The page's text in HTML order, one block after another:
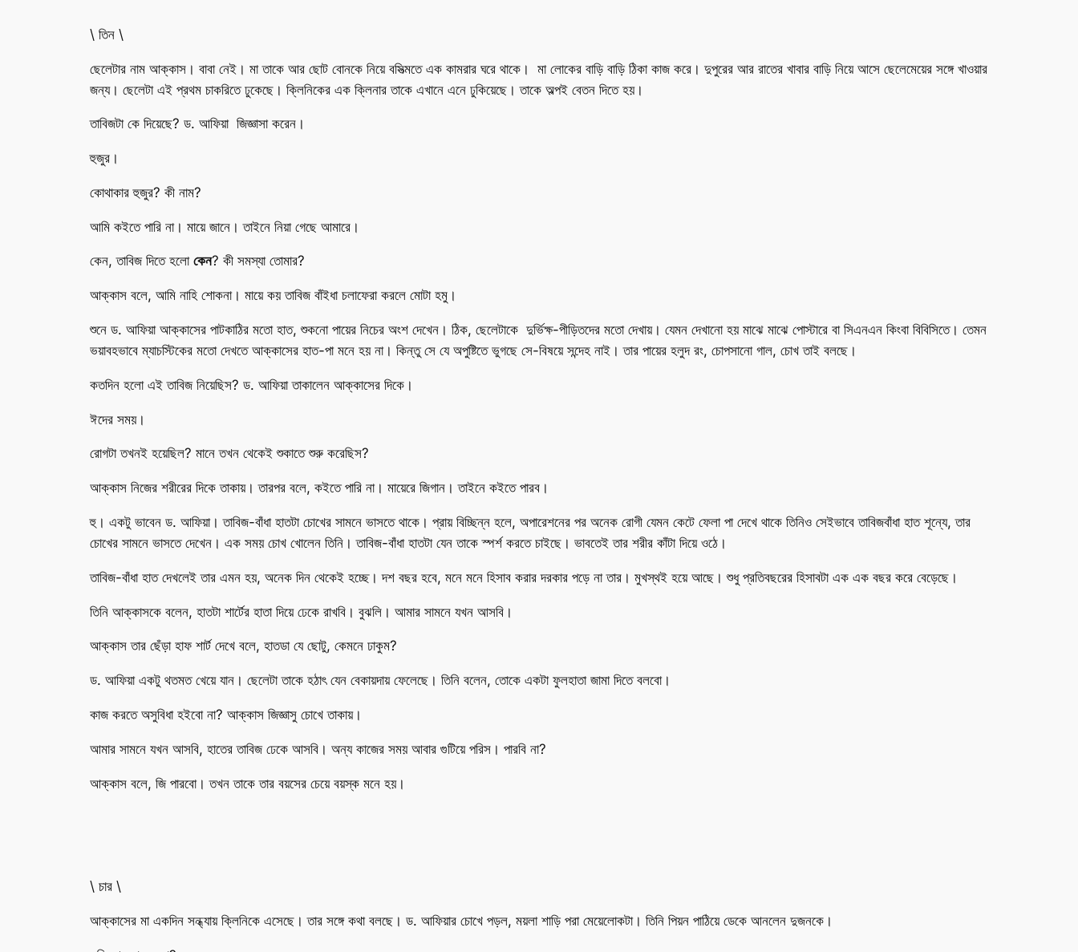
\ তিন \
ছেলেটার নাম আক্কাস। বাবা নেই। মা তাকে আর ছোট বোনকে নিয়ে বসিত্মতে এক কামরার ঘরে থাকে। মা লোকের বাড়ি বাড়ি ঠিকা কাজ করে। দুপুরের আর রাতের খাবার বাড়ি নিয়ে আসে ছেলেমেয়ের সঙ্গে খাওয়ার
জন্য। ছেলেটা এই প্রথম চাকরিতে ঢুকেছে। ক্লিনিকের এক ক্লিনার তাকে এখানে এনে ঢুকিয়েছে। তাকে অল্পই বেতন দিতে হয়।
তাবিজটা কে দিয়েছে? ড. আফিয়া জিজ্ঞাসা করেন।
হুজুর।
কোথাকার হুজুর? কী নাম?
আমি কইতে পারি না। মায়ে জানে। তাইনে নিয়া গেছে আমারে।
কেন, তাবিজ দিতে হলো কেন? কী সমস্যা তোমার?
আক্কাস বলে, আমি নাহি শোকনা। মায়ে কয় তাবিজ বাঁইধা চলাফেরা করলে মোটা হমু।
শুনে ড. আফিয়া আক্কাসের পাটকাঠির মতো হাত, শুকনো পায়ের নিচের অংশ দেখেন। ঠিক, ছেলেটাকে দুর্ভিক্ষ-পীড়িতদের মতো দেখায়। যেমন দেখানো হয় মাঝে মাঝে পোস্টারে বা সিএনএন কিংবা বিবিসিতে। তেমন
ভয়াবহভাবে ম্যাচস্টিকের মতো দেখতে আক্কাসের হাত-পা মনে হয় না। কিন্তু সে যে অপুষ্টিতে ভুগছে সে-বিষয়ে সন্দেহ নাই। তার পায়ের হলুদ রং, চোপসানো গাল, চোখ তাই বলছে।
কতদিন হলো এই তাবিজ নিয়েছিস? ড. আফিয়া তাকালেন আক্কাসের দিকে।
ঈদের সময়।
রোগটা তখনই হয়েছিল? মানে তখন থেকেই শুকাতে শুরু করেছিস?
আক্কাস নিজের শরীরের দিকে তাকায়। তারপর বলে, কইতে পারি না। মায়েরে জিগান। তাইনে কইতে পারব।
হু। একটু ভাবেন ড. আফিয়া। তাবিজ-বাঁধা হাতটা চোখের সামনে ভাসতে থাকে। প্রায় বিচ্ছিন্ন হলে, অপারেশনের পর অনেক রোগী যেমন কেটে ফেলা পা দেখে থাকে তিনিও সেইভাবে তাবিজবাঁধা হাত শূন্যে, তার
চোখের সামনে ভাসতে দেখেন। এক সময় চোখ খোলেন তিনি। তাবিজ-বাঁধা হাতটা যেন তাকে স্পর্শ করতে চাইছে। ভাবতেই তার শরীর কাঁটা দিয়ে ওঠে।
তাবিজ-বাঁধা হাত দেখলেই তার এমন হয়, অনেক দিন থেকেই হচ্ছে। দশ বছর হবে, মনে মনে হিসাব করার দরকার পড়ে না তার। মুখস্থই হয়ে আছে। শুধু প্রতিবছরের হিসাবটা এক এক বছর করে বেড়েছে।
তিনি আক্কাসকে বলেন, হাতটা শার্টের হাতা দিয়ে ঢেকে রাখবি। বুঝলি। আমার সামনে যখন আসবি।
আক্কাস তার ছেঁড়া হাফ শার্ট দেখে বলে, হাতডা যে ছোটু, কেমনে ঢাকুম?
ড. আফিয়া একটু থতমত খেয়ে যান। ছেলেটা তাকে হঠাৎ যেন বেকায়দায় ফেলেছে। তিনি বলেন, তোকে একটা ফুলহাতা জামা দিতে বলবো।
কাজ করতে অসুবিধা হইবো না? আক্কাস জিজ্ঞাসু চোখে তাকায়।
আমার সামনে যখন আসবি, হাতের তাবিজ ঢেকে আসবি। অন্য কাজের সময় আবার গুটিয়ে পরিস। পারবি না?
আক্কাস বলে, জি পারবো। তখন তাকে তার বয়সের চেয়ে বয়স্ক মনে হয়।
\ চার \
আক্কাসের মা একদিন সন্ধ্যায় ক্লিনিকে এসেছে। তার সঙ্গে কথা বলছে। ড. আফিয়ার চোখে পড়ল, ময়লা শাড়ি পরা মেয়েলোকটা। তিনি পিয়ন পাঠিয়ে ডেকে আনলেন দুজনকে।